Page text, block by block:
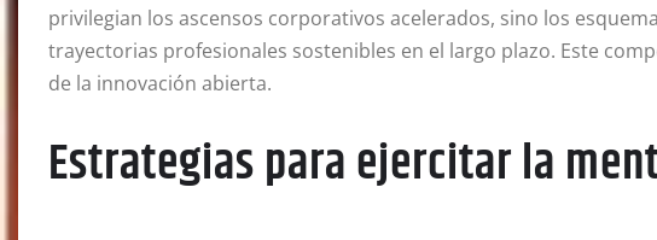
privilegian los ascensos corporativos acelerados, sino los
trayectorias profesionales sostenibles en el largo plazo. Este
de la innovación abierta.
Estrategias para ejercitar la